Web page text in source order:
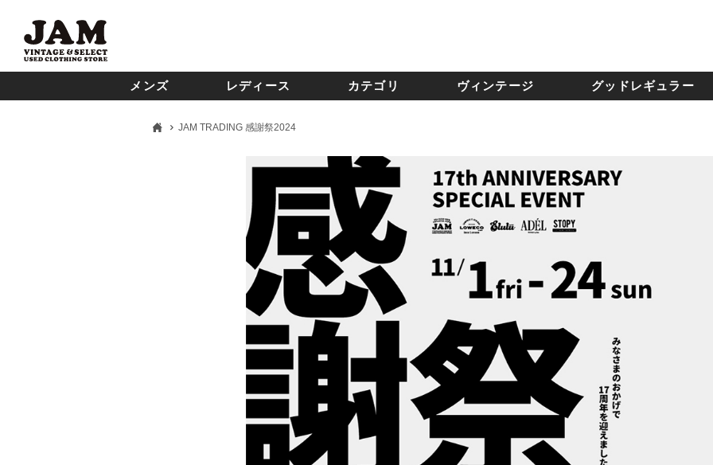
メンズ レディース カテゴリ ヴィンテージ グッドレギュラー
JAM TRADING 感謝祭2024